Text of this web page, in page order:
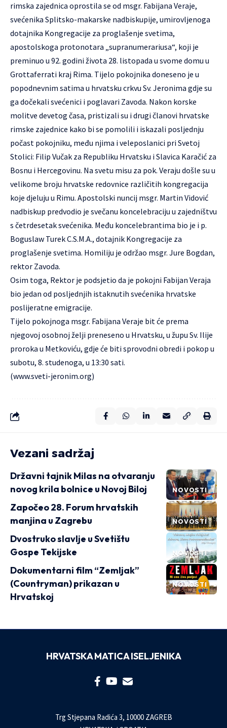
rimska zajednica oprostila se od msgr. Fabijana Veraje,
svećenika Splitsko-makarske nadbiskupije, umirovljenoga
dotajnika Kongregacije za proglašenje svetima,
apostolskoga protonotara „supranumerariusa“, koji je
preminuo u 92. godini života 28. listopada u svome domu u
Grottaferrati kraj Rima. Tijelo pokojnika doneseno je u
popodnevnim satima u hrvatsku crkvu Sv. Jeronima gdje su
ga dočekali svećenici i poglavari Zavoda. Nakon korske
molitve devetog časa, pristizali su i drugi članovi hrvatske
rimske zajednice kako bi se pomolili i iskazali posljednju
počast pokojniku, među njima i veleposlanici pri Svetoj
Stolici: Filip Vučak za Republiku Hrvatsku i Slavica Karačić za
Bosnu i Hercegovinu. Na svetu misu za pok. Veraju došle su u
velikome broju hrvatske redovnice različitih kongregacija
koje djeluju u Rimu. Apostolski nuncij msgr. Martin Vidović
nadbiskup predvodio je svečanu koncelebraciju u zajedništvu
s četrdesetak svećenika. Među koncelebrantima bio je i p.
Boguslaw Turek C.S.M.A., dotajnik Kongregacije za
proglašenje svetima. Homiliju je održao msgr. Jure Bogdan,
rektor Zavoda.
Osim toga, Rektor je podsjetio da je pokojni Fabijan Veraja
bio jedan od posljednjih istaknutih svećenika hrvatske
poslijeratne emigracije.
Tijelo pokojnoga msgr. Fabijana Veraje bit će prema
njegovoj osobnoj želji preneseno u Hrvatsku, u župu Sv. Ilije
proroka u Metkoviću, gdje će biti sprovodni obredi i pokop u
subotu, 8. studenoga, u 13:30 sati.
(www.sveti-jeronim.org)
Vezani sadržaj
NOVOSTI
Državni tajnik Milas na otvaranju
novog krila bolnice u Novoj Biloj
NOVOSTI
Započeo 28. Forum hrvatskih
manjina u Zagrebu
NOVOSTI
Dvostruko slavlje u Svetištu
Gospe Tekijske
NOVOSTI
Dokumentarni film “Zemljak”
(Countryman) prikazan u
Hrvatskoj
HRVATSKA MATICA ISELJENIKA
Trg Stjepana Radića 3, 10000 ZAGREB